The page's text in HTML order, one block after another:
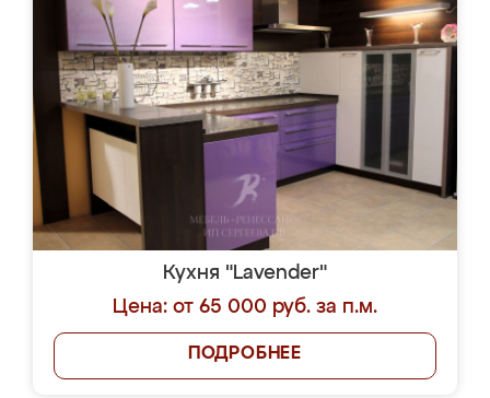
Кухня "Lavender"
Цена: от 65 000 руб. за п.м.
ПОДРОБНЕЕ